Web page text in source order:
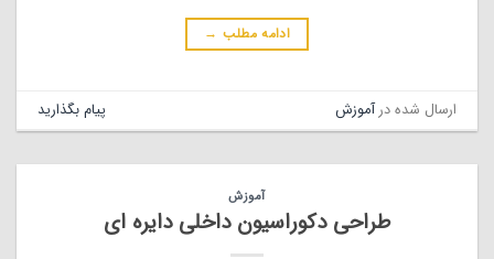
ادامه مطلب →
ارسال شده درآموزش پیام بگذارید
آموزش
طراحی دکوراسیون داخلی دایره ای